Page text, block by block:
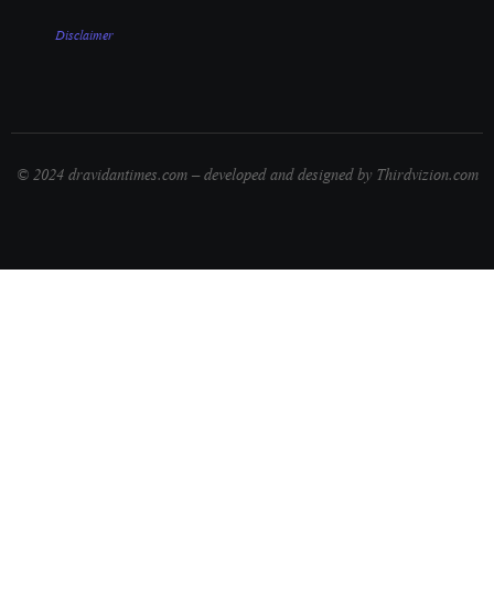
Disclaimer
© 2024 dravidantimes.com – developed and designed by Thirdvizion.com